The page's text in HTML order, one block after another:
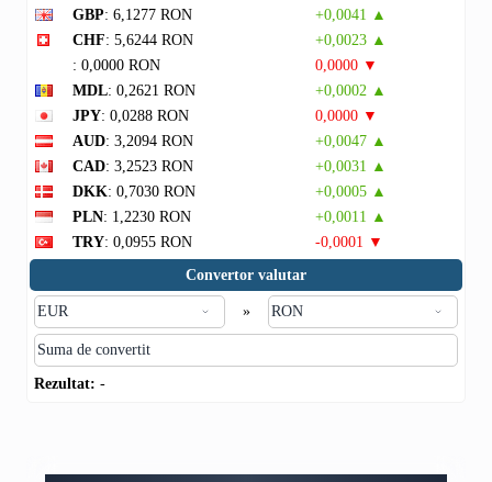
GBP: 6,1277 RON
+0,0041 ▲
CHF: 5,6244 RON
+0,0023 ▲
: 0,0000 RON
0,0000 ▼
MDL: 0,2621 RON
+0,0002 ▲
JPY: 0,0288 RON
0,0000 ▼
AUD: 3,2094 RON
+0,0047 ▲
CAD: 3,2523 RON
+0,0031 ▲
DKK: 0,7030 RON
+0,0005 ▲
PLN: 1,2230 RON
+0,0011 ▲
TRY: 0,0955 RON
-0,0001 ▼
Convertor valutar
»
Rezultat: -